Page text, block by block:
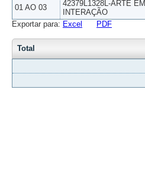
01 AO 03
42379L1328L-ARTE EM
INTERAÇÃO
Exportar para: Excel PDF
Total